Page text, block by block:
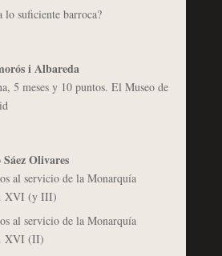
lo suficiente barroca?
i Albareda
5 meses y 10 puntos. El Museo de
Olivares
al servicio de la Monarquía
XVI (y III)
al servicio de la Monarquía
XVI (II)